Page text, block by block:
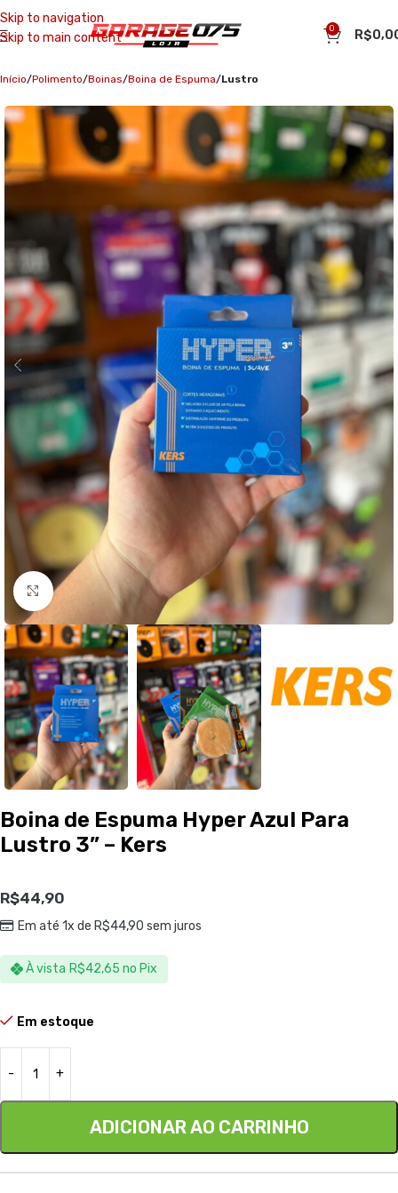
Skip to navigation
Skip to main content
0 R$
Início Polimento Boinas Boina de Espuma Lustro
Clique para ampliar
Boina de Espuma Hyper Azul Para
Lustro 3” – Kers
R$44,90
Em até 1x de R$44,90 sem juros
À vista R$42,65 no Pix
Em estoque
ADICIONAR AO CARRINHO